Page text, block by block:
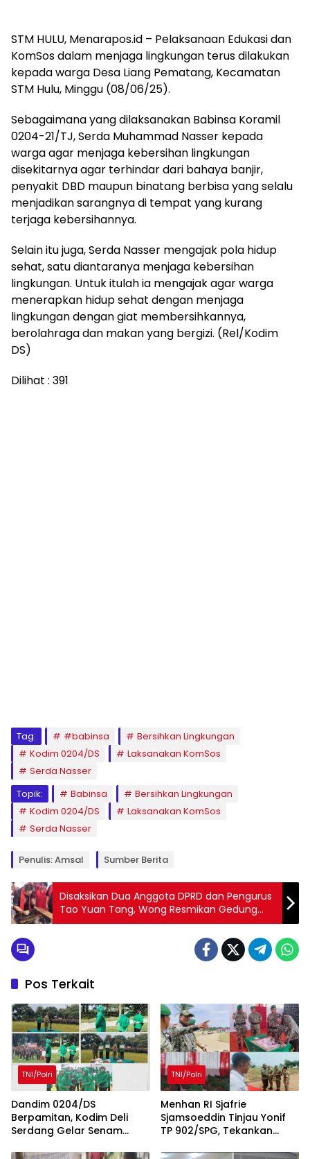
STM HULU, Menarapos.id – Pelaksanaan Edukasi dan
KomSos dalam menjaga lingkungan terus dilakukan
kepada warga Desa Liang Pematang, Kecamatan
STM Hulu, Minggu (08/06/25).
Sebagaimana yang dilaksanakan Babinsa Koramil
0204-21/TJ, Serda Muhammad Nasser kepada
warga agar menjaga kebersihan lingkungan
disekitarnya agar terhindar dari bahaya banjir,
penyakit DBD maupun binatang berbisa yang selalu
menjadikan sarangnya di tempat yang kurang
terjaga kebersihannya.
Selain itu juga, Serda Nasser mengajak pola hidup
sehat, satu diantaranya menjaga kebersihan
lingkungan. Untuk itulah ia mengajak agar warga
menerapkan hidup sehat dengan menjaga
lingkungan dengan giat membersihkannya,
berolahraga dan makan yang bergizi. (Rel/Kodim
DS)
Dilihat : 391
Tag: #babinsa
Bersihkan Lingkungan
Kodim 0204/DS
Laksanakan KomSos
Serda Nasser
Topik:
Babinsa
Bersihkan Lingkungan
Kodim 0204/DS
Laksanakan KomSos
Serda Nasser
Penulis: Amsal Sumber Berita
Disaksikan Dua Anggota DPRD dan Pengurus
Tao Yuan Tang, Wong Resmikan Gedung
Baru
Pos Terkait
TNI/Polri
Dandim 0204/DS
Berpamitan, Kodim Deli
Serdang Gelar Senam
TNI/Polri
Menhan RI Sjafrie
Sjamsoeddin Tinjau Yonif
TP 902/SPG, Tekankan